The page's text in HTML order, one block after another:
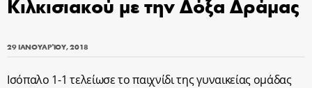
Κιλκισιακού με την Δόξα Δράμας
29 ΙΑΝΟΥΑΡΊΟΥ, 2018
Ισόπαλο 1-1 τελείωσε το παιχνίδι της γυναικείας ομάδας